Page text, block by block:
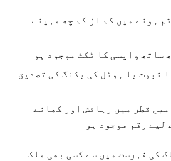
ہونے میں کم از کم چھ مہینے
ساتھ واپسی کا ٹکٹ موجود ہو
ثبوت یا ہوٹل کی بکنگ کی تصدیق
قطر میں رہائش اور کھانے
لیے رقم موجود ہو
دیے گئے۔ 32 ممالک کی فہرست میں سے کسی بھی ملک